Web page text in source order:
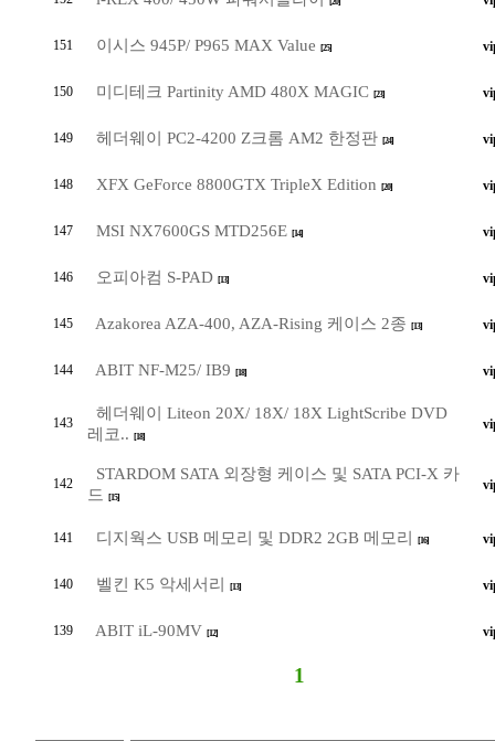
151 이시스 945P/ P965 MAX Value [25]
150 미디테크 Partinity AMD 480X MAGIC [23]
149 헤더웨이 PC2-4200 Z크롬 AM2 한정판 [24]
148 XFX GeForce 8800GTX TripleX Edition [20]
147 MSI NX7600GS MTD256E [14]
146 오피아컴 S-PAD [13]
145 Azakorea AZA-400, AZA-Rising 케이스 2종 [13]
144 ABIT NF-M25/ IB9 [18]
143
헤더웨이 Liteon 20X/ 18X/ 18X LightScribe DVD
레코..
[18]
142
STARDOM SATA 외장형 케이스 및 SATA PCI-X 카
드
[15]
141 디지웍스 USB 메모리 및 DDR2 2GB 메모리 [16]
140 벨킨 K5 악세서리 [13]
139 ABIT iL-90MV [12]
1